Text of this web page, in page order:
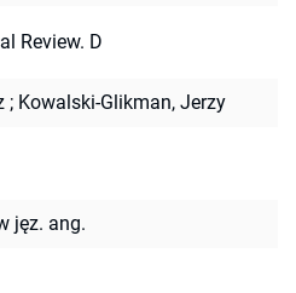
Review. D
; Kowalski-Glikman, Jerzy
jęz. ang.